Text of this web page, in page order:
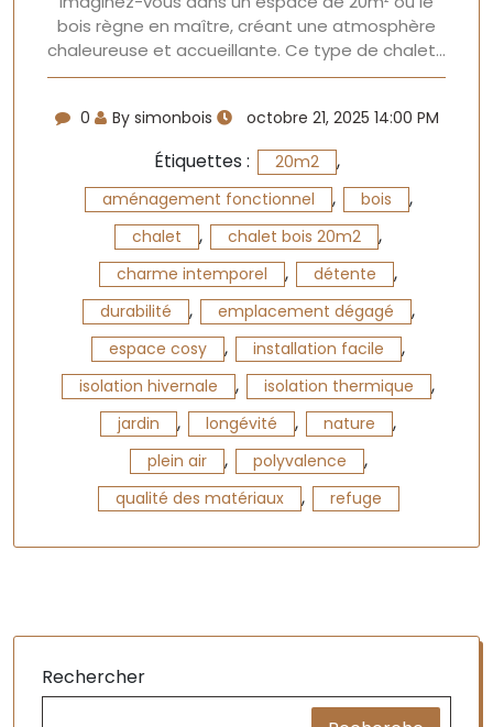
bois règne en maître, créant une atmosphère
chaleureuse et accueillante. Ce type de chalet…
0 By simonbois octobre 21, 2025 14:00 PM
Étiquettes : 20m2 ,
aménagement fonctionnel , bois ,
chalet , chalet bois 20m2 ,
charme intemporel , détente ,
durabilité , emplacement dégagé ,
espace cosy , installation facile ,
isolation hivernale , isolation thermique ,
jardin , longévité , nature ,
plein air , polyvalence ,
qualité des matériaux , refuge
Rechercher